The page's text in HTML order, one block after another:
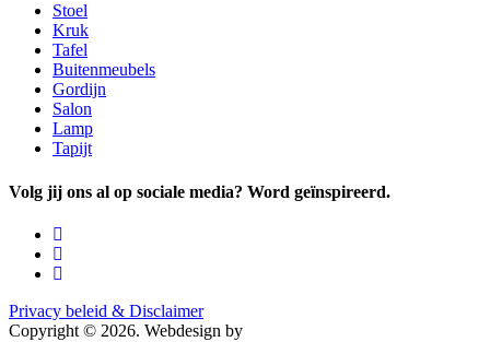
Stoel
Kruk
Tafel
Buitenmeubels
Gordijn
Salon
Lamp
Tapijt
Volg jij ons al op sociale media? Word geïnspireerd.
Privacy beleid & Disclaimer
Copyright © 2026. Webdesign by